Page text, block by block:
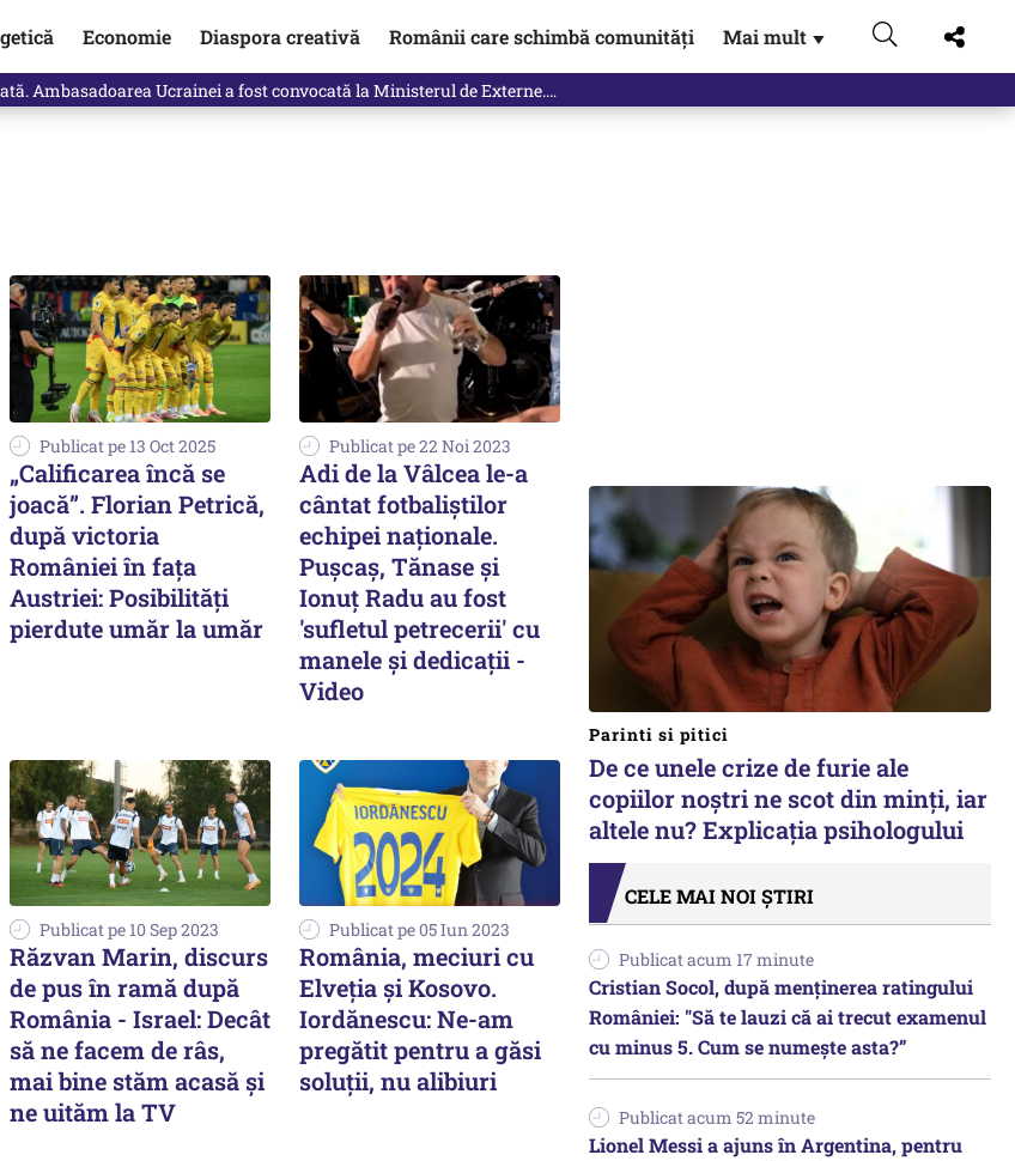
Economie Diaspora creativă Românii care schimbă comunități Mai mult ▼
Ambasadoarea Ucrainei a fost convocată la Ministerul de Externe.…
Publicat pe 13 Oct 2025
„Calificarea încă se
joacă”. Florian Petrică,
după victoria
României în fața
Austriei: Posibilități
pierdute umăr la umăr
Publicat pe 22 Noi 2023
Adi de la Vâlcea le-a
cântat fotbaliștilor
echipei naționale.
Pușcaș, Tănase și
Ionuț Radu au fost
'sufletul petrecerii' cu
manele și dedicații -
Video
Publicat pe 10 Sep 2023
Răzvan Marin, discurs
de pus în ramă după
România - Israel: Decât
să ne facem de râs,
mai bine stăm acasă şi
ne uităm la TV
Publicat pe 05 Iun 2023
România, meciuri cu
Elveţia şi Kosovo.
Iordănescu: Ne-am
pregătit pentru a găsi
soluţii, nu alibiuri
Parinti si pitici
De ce unele crize de furie ale
copiilor noștri ne scot din minți, iar
altele nu? Explicația psihologului
CELE MAI NOI ȘTIRI
Publicat acum 17 minute
Cristian Socol, după menținerea ratingului
României: "Să te lauzi că ai trecut examenul
cu minus 5. Cum se numește asta?”
Publicat acum 52 minute
Lionel Messi a ajuns în Argentina, pentru